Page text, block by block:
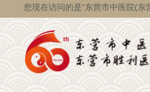
您现在访问的是“东营市中医院(东